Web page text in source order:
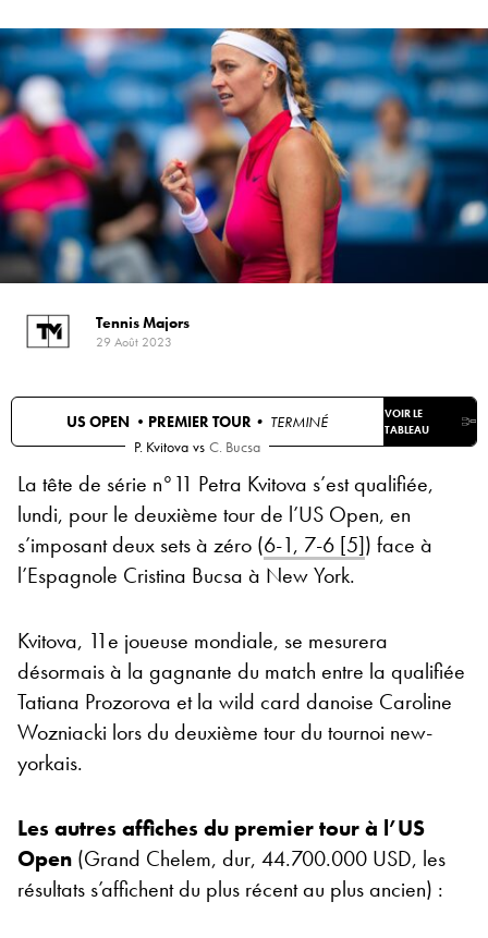
Tennis Majors
29 Août 2023
US OPEN • PREMIER TOUR • TERMINÉ
VOIR LE
TABLEAU
P. Kvitova vs C. Bucsa
La tête de série n°11 Petra Kvitova s’est qualifiée,
lundi, pour le deuxième tour de l’US Open, en
s’imposant deux sets à zéro (6-1, 7-6 [5]) face à
l’Espagnole Cristina Bucsa à New York.
Kvitova, 11e joueuse mondiale, se mesurera
désormais à la gagnante du match entre la qualifiée
Tatiana Prozorova et la wild card danoise Caroline
Wozniacki lors du deuxième tour du tournoi new-
yorkais.
Les autres affiches du premier tour à l’US
Open (Grand Chelem, dur, 44.700.000 USD, les
résultats s’affichent du plus récent au plus ancien) :